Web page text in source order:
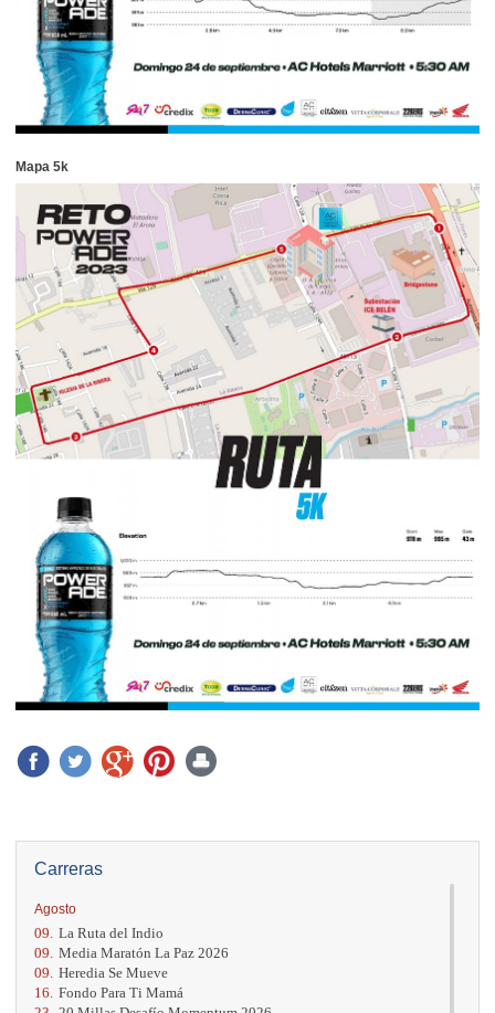
Carreras
Agosto
09. La Ruta del Indio
09. Media Maratón La Paz 2026
09. Heredia Se Mueve
16. Fondo Para Ti Mamá
Mapa 5k